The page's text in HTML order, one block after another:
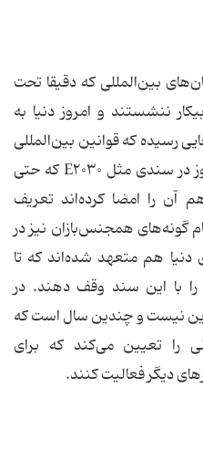
بین‌المللی که دقیقا تحت
ننشستند و امروز دنیا به
رسیده‌ که قوانین بین‌المللی
در این باره وضع کرده است. امروز در سندی مثل E۲۰۳۰ که حتی
آن را امضا کرده‌اند تعریف
گونه‌های همجنس‌بازان نیز در
هم متعهد شده‌اند که تا
با این سند وقف دهند. در
نیست و چندین سال است که
را تعیین می‌کند که برای
دیگر فعالیت کنند.